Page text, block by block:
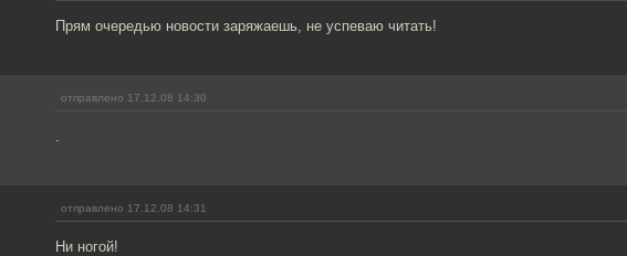
Прям очередью новости заряжаешь, не успеваю читать!
отправлено 17.12.08 14:30
.
отправлено 17.12.08 14:31
Ни ногой!